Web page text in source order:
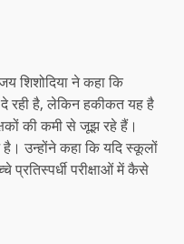
शिशोदिया ने कहा कि
दे रही है, लेकिन हकीकत यह है
की कमी से जूझ रहे हैं।
है। उन्होंने कहा कि यदि स्कूलों
प्रतिस्पर्धी परीक्षाओं में कैसे